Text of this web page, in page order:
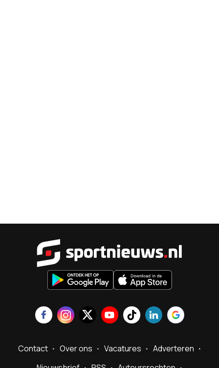
Contact Over ons Vacatures
Adverteren